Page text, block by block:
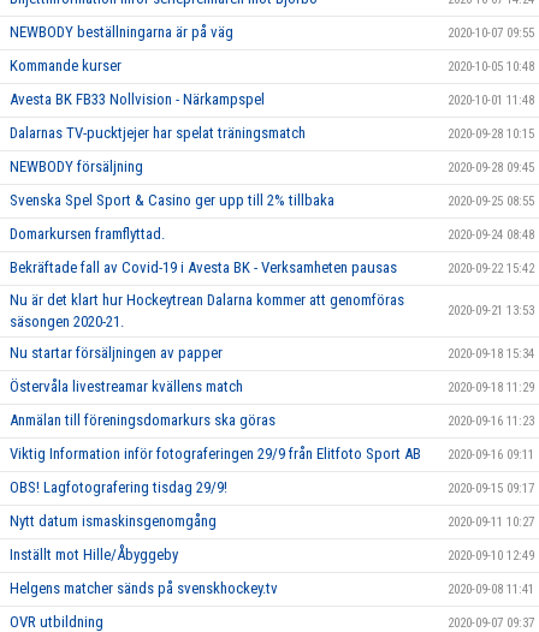
NEWBODY beställningarna är på väg 2020-10-07 09:55
Kommande kurser 2020-10-05 10:48
Avesta BK FB33 Nollvision - Närkampspel 2020-10-01 11:48
Dalarnas TV-pucktjejer har spelat träningsmatch 2020-09-28 10:15
NEWBODY försäljning 2020-09-28 09:45
Svenska Spel Sport & Casino ger upp till 2% tillbaka 2020-09-25 08:55
Domarkursen framflyttad. 2020-09-24 08:48
Bekräftade fall av Covid-19 i Avesta BK - Verksamheten pausas 2020-09-22 15:42
Nu är det klart hur Hockeytrean Dalarna kommer att genomföras
säsongen 2020-21.
2020-09-21 13:53
Nu startar försäljningen av papper 2020-09-18 15:34
Östervåla livestreamar kvällens match 2020-09-18 11:29
Anmälan till föreningsdomarkurs ska göras 2020-09-16 11:23
Viktig Information inför fotograferingen 29/9 från Elitfoto Sport AB 2020-09-16 09:11
OBS! Lagfotografering tisdag 29/9! 2020-09-15 09:17
Nytt datum ismaskinsgenomgång 2020-09-11 10:27
Inställt mot Hille/Åbyggeby 2020-09-10 12:49
Helgens matcher sänds på svenskhockey.tv 2020-09-08 11:41
OVR utbildning 2020-09-07 09:37